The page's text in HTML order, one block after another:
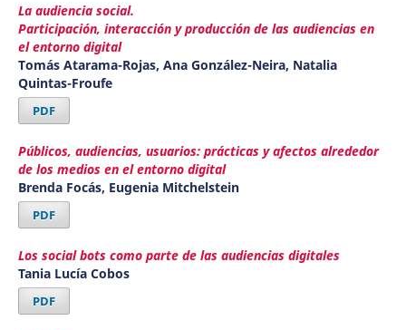
La audiencia social.
Participación, interacción y producción de las audiencias en
el entorno digital
Tomás Atarama-Rojas, Ana González-Neira, Natalia
Quintas-Froufe
PDF
Públicos, audiencias, usuarios: prácticas y afectos alrededor
de los medios en el entorno digital
Brenda Focás, Eugenia Mitchelstein
PDF
Los social bots como parte de las audiencias digitales
Tania Lucía Cobos
PDF